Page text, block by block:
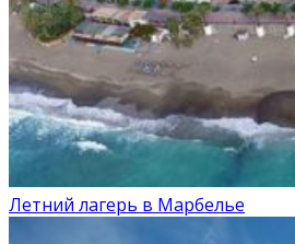
Летний лагерь в Марбелье